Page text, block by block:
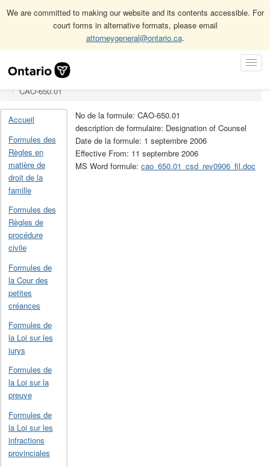
We are committed to making our website and its contents accessible. For
court forms in alternative formats, please email
attorneygeneral@ontario.ca.
Navigation
Accueil
Formules relatives aux Règles en matière criminelle de la Cour de
justice de l’Ontario
CAO-650.01
Accueil
Formules des
Règles en
matière de
droit de la
famille
Formules des
Règles de
procédure
civile
Formules de
la Cour des
petites
créances
Formules de
la Loi sur les
jurys
Formules de
la Loi sur la
preuve
Formules de
la Loi sur les
infractions
provinciales
No de la formule: CAO-650.01
description de formulaire: Designation of Counsel
Date de la formule: 1 septembre 2006
Effective From: 11 septembre 2006
MS Word formule: cao_650.01_csd_rev0906_fil.doc